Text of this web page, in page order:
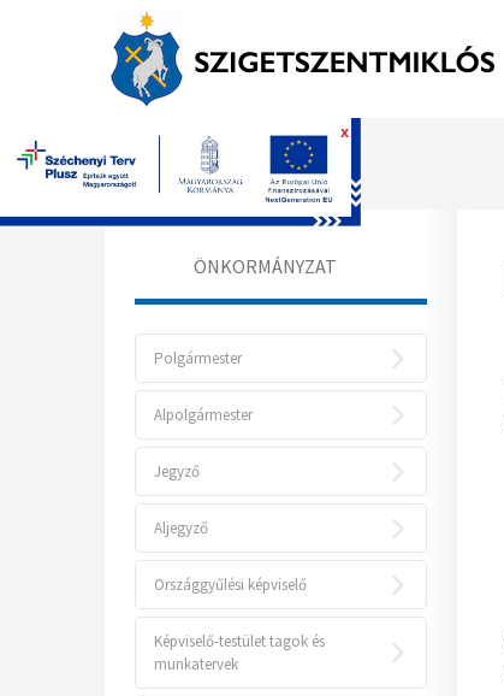
x
Főoldal
ÖNKORMÁNYZAT
Polgármester
Alpolgármester
Jegyző
Aljegyző
Országgyűlési képviselő
Képviselő-testület tagok és
munkatervek